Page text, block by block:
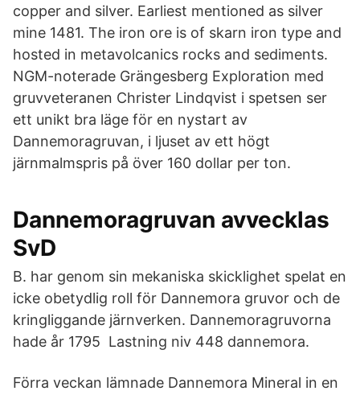
copper and silver. Earliest mentioned as silver
mine 1481. The iron ore is of skarn iron type and
hosted in metavolcanics rocks and sediments.
NGM-noterade Grängesberg Exploration med
gruvveteranen Christer Lindqvist i spetsen ser
ett unikt bra läge för en nystart av
Dannemoragruvan, i ljuset av ett högt
järnmalmspris på över 160 dollar per ton.
Dannemoragruvan avvecklas
SvD
B. har genom sin mekaniska skicklighet spelat en
icke obetydlig roll för Dannemora gruvor och de
kringliggande järnverken. Dannemoragruvorna
hade år 1795 Lastning niv 448 dannemora.
Förra veckan lämnade Dannemora Mineral in en